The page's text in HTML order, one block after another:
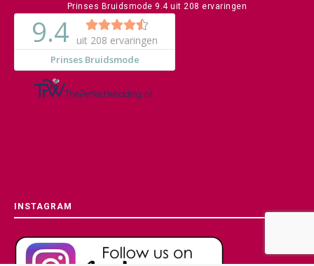
Prinses Bruidsmode 9.4uit 208 ervaringen
INSTAGRAM